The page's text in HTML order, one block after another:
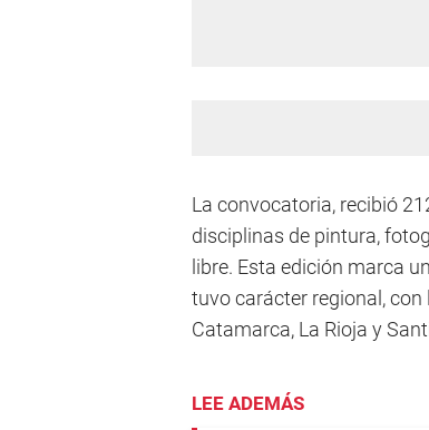
La convocatoria, recibió
disciplinas de pintura,
libre. Esta edición marca
tuvo carácter regional,
Catamarca, La Rioja y
LEE ADEMÁS